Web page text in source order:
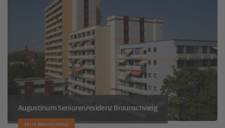
Augustinum Seniorenresidenz Braunschweig
38118 BRAUNSCHWEIG